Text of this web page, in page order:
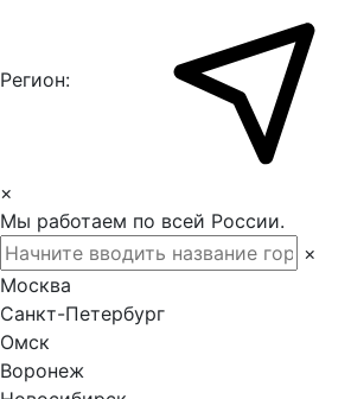
Регион:
×
Мы работаем по всей России.
×
Москва
Санкт-Петербург
Омск
Воронеж